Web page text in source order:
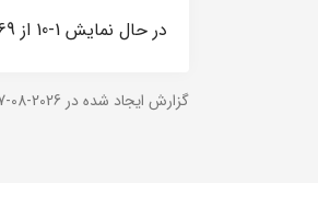
در حال نمایش 1-10 از 569
گزارش ایجاد شده در 2026-08-07 ساعت 21:54:28 (UTC +03:30).